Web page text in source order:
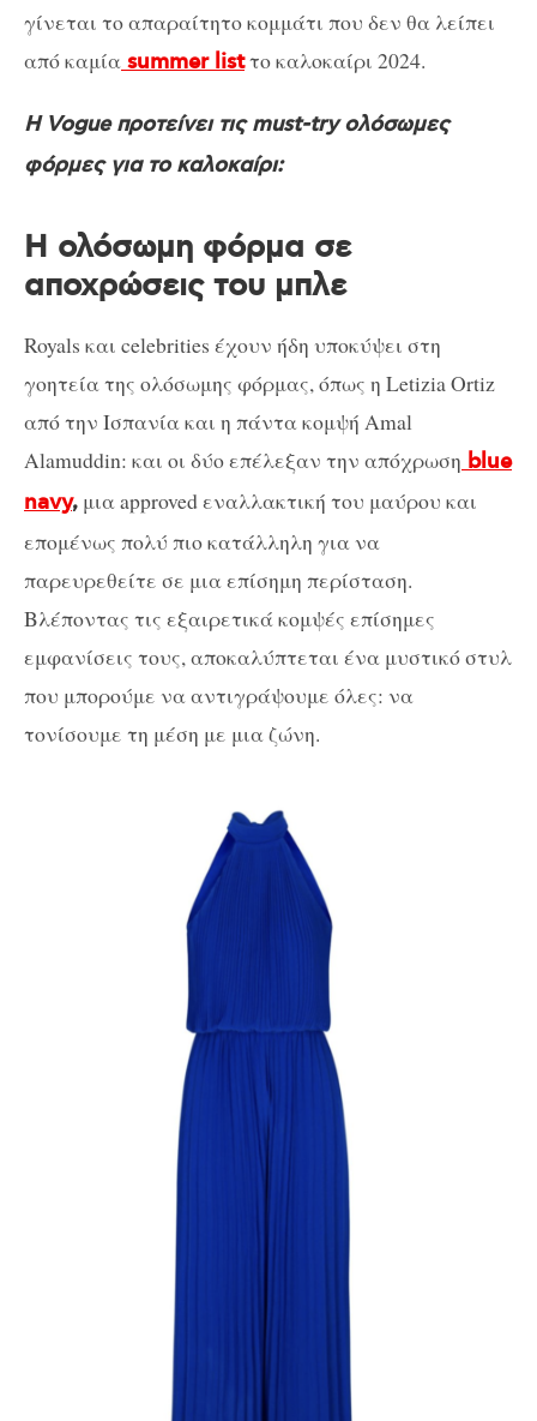
γίνεται το απαραίτητο κομμάτι που δεν θα λείπει
από καμία summer listτο καλοκαίρι 2024.
H Vogue προτείνει τις must-try ολόσωμες
φόρμες για το καλοκαίρι:
Η ολόσωμη φόρμα σε
αποχρώσεις του μπλε
Royals και celebrities έχουν ήδη υποκύψει στη
γοητεία της ολόσωμης φόρμας, όπως η Letizia Ortiz
από την Ισπανία και η πάντα κομψή Amal
Alamuddin: και οι δύο επέλεξαν την απόχρωση blue
navy, μια approved εναλλακτική του μαύρου και
επομένως πολύ πιο κατάλληλη για να
παρευρεθείτε σε μια επίσημη περίσταση.
Βλέποντας τις εξαιρετικά κομψές επίσημες
εμφανίσεις τους, αποκαλύπτεται ένα μυστικό στυλ
που μπορούμε να αντιγράψουμε όλες: να
τονίσουμε τη μέση με μια ζώνη.